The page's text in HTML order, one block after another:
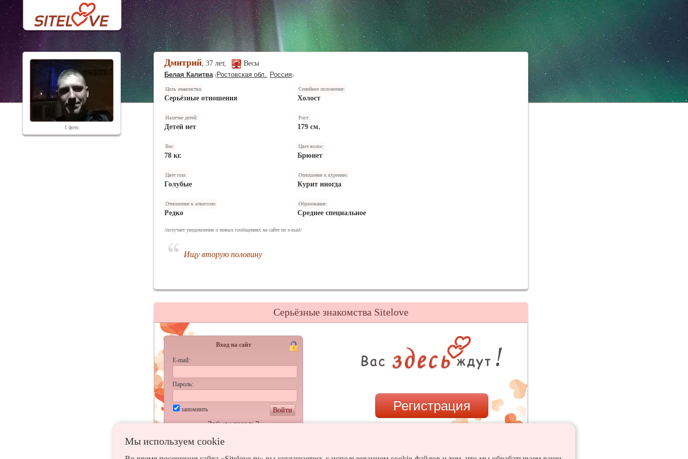
1 фото
Дмитрий, 37 лет,
Весы
Белая Калитва (Ростовская обл. Россия)
Цель знакомства:
Серьёзные отношения
Семейное положение:
Холост
Наличие детей:
Детей нет
Рост:
179 см.
Вес:
78 кг.
Цвет волос:
Брюнет
Цвет глаз:
Голубые
Отношение к курению:
Курит иногда
Отношение к алкоголю:
Редко
Образование:
Среднее специальное
/получает уведомления о новых сообщениях на сайте по e-mail/
Ищу вторую половину
Мы используем сookie
Серьёзные знакомства Sitelove
Вход на сайт
E-mail:
Пароль:
запомнить
Войти
Забыли пароль?
Регистрация